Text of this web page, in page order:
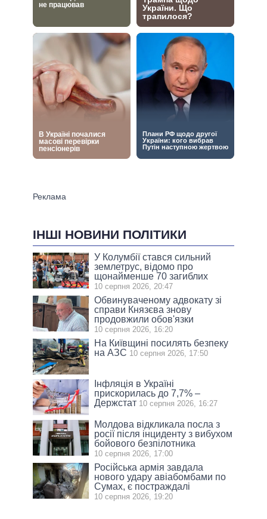
ІНШІ НОВИНИ ПОЛІТИКИ
У Колумбії стався сильний
землетрус, відомо про
щонайменше 70 загиблих
10 серпня 2026, 20:47
Обвинуваченому адвокату зі
справи Князєва знову
продовжили обов'язки
10 серпня 2026, 16:20
На Київщині посилять безпеку
на АЗС 10 серпня 2026, 17:50
Інфляція в Україні
прискорилась до 7,7% –
Держстат 10 серпня 2026, 16:27
Молдова відкликала посла з
росії після інциденту з вибухом
бойового безпілотника
10 серпня 2026, 17:00
Російська армія завдала
нового удару авіабомбами по
Сумах, є постраждалі
10 серпня 2026, 19:20